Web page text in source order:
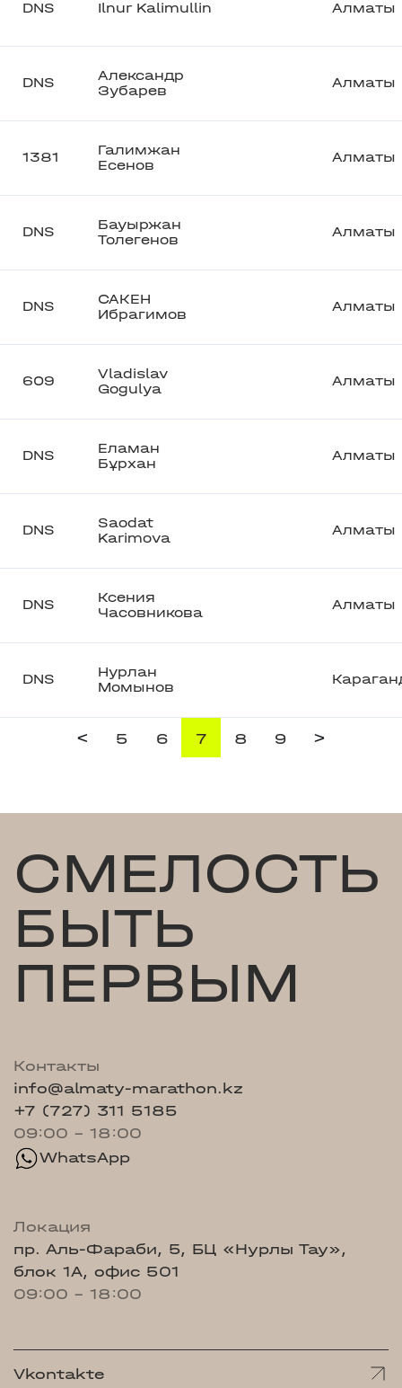
DNS Ilnur Kalimullin Алматы
DNS
Александр
Зубарев
Алматы
1381
Галимжан
Есенов
Алматы
DNS
Бауыржан
Толегенов
Алматы
DNS
САКЕН
Ибрагимов
Алматы
609
Vladislav
Gogulya
Алматы
DNS
Еламан
Бұрxан
Алматы
DNS
Saodat
Karimova
Алматы
DNS
Ксения
Часовникова
Алматы
DNS
Нурлан
Момынов
< 5 6 7 8 9 >
СМЕЛОСТЬ
БЫТЬ
ПЕРВЫМ
Контакты
info@almaty-marathon.kz
+7 (727) 311 5185
09:00 - 18:00
WhatsApp
Локация
пр. Аль-Фараби, 5, БЦ «Нурлы Тау»,
блок 1А, офис 501
09:00 - 18:00
Vkontakte